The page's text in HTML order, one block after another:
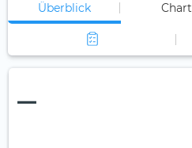
Überblick Chart
—